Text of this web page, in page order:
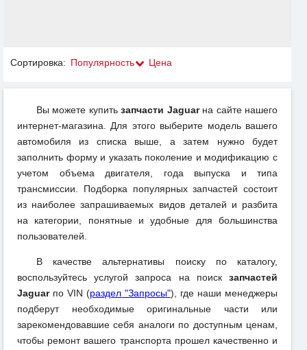
Сортировка: Популярность Цена
Вы можете купитьзапчасти Jaguarна сайте нашего
интернет-магазина. Для этого выберите модель вашего
автомобиля из списка выше, а затем нужно будет
заполнить форму и указать поколение и модификацию с
учетом объема двигателя, года выпуска и типа
трансмиссии. Подборка популярных запчастей состоит
из наиболее запрашиваемых видов деталей и разбита
на категории, понятные и удобные для большинства
пользователей.
В качестве альтернативы поиску по каталогу,
воспользуйтесь услугой запроса на поиск запчастей
Jaguarпо VIN (раздел "Запросы"), где наши менеджеры
подберут необходимые оригинальные части или
зарекомендовавшие себя аналоги по доступным ценам,
чтобы ремонт вашего транспорта прошел качественно и